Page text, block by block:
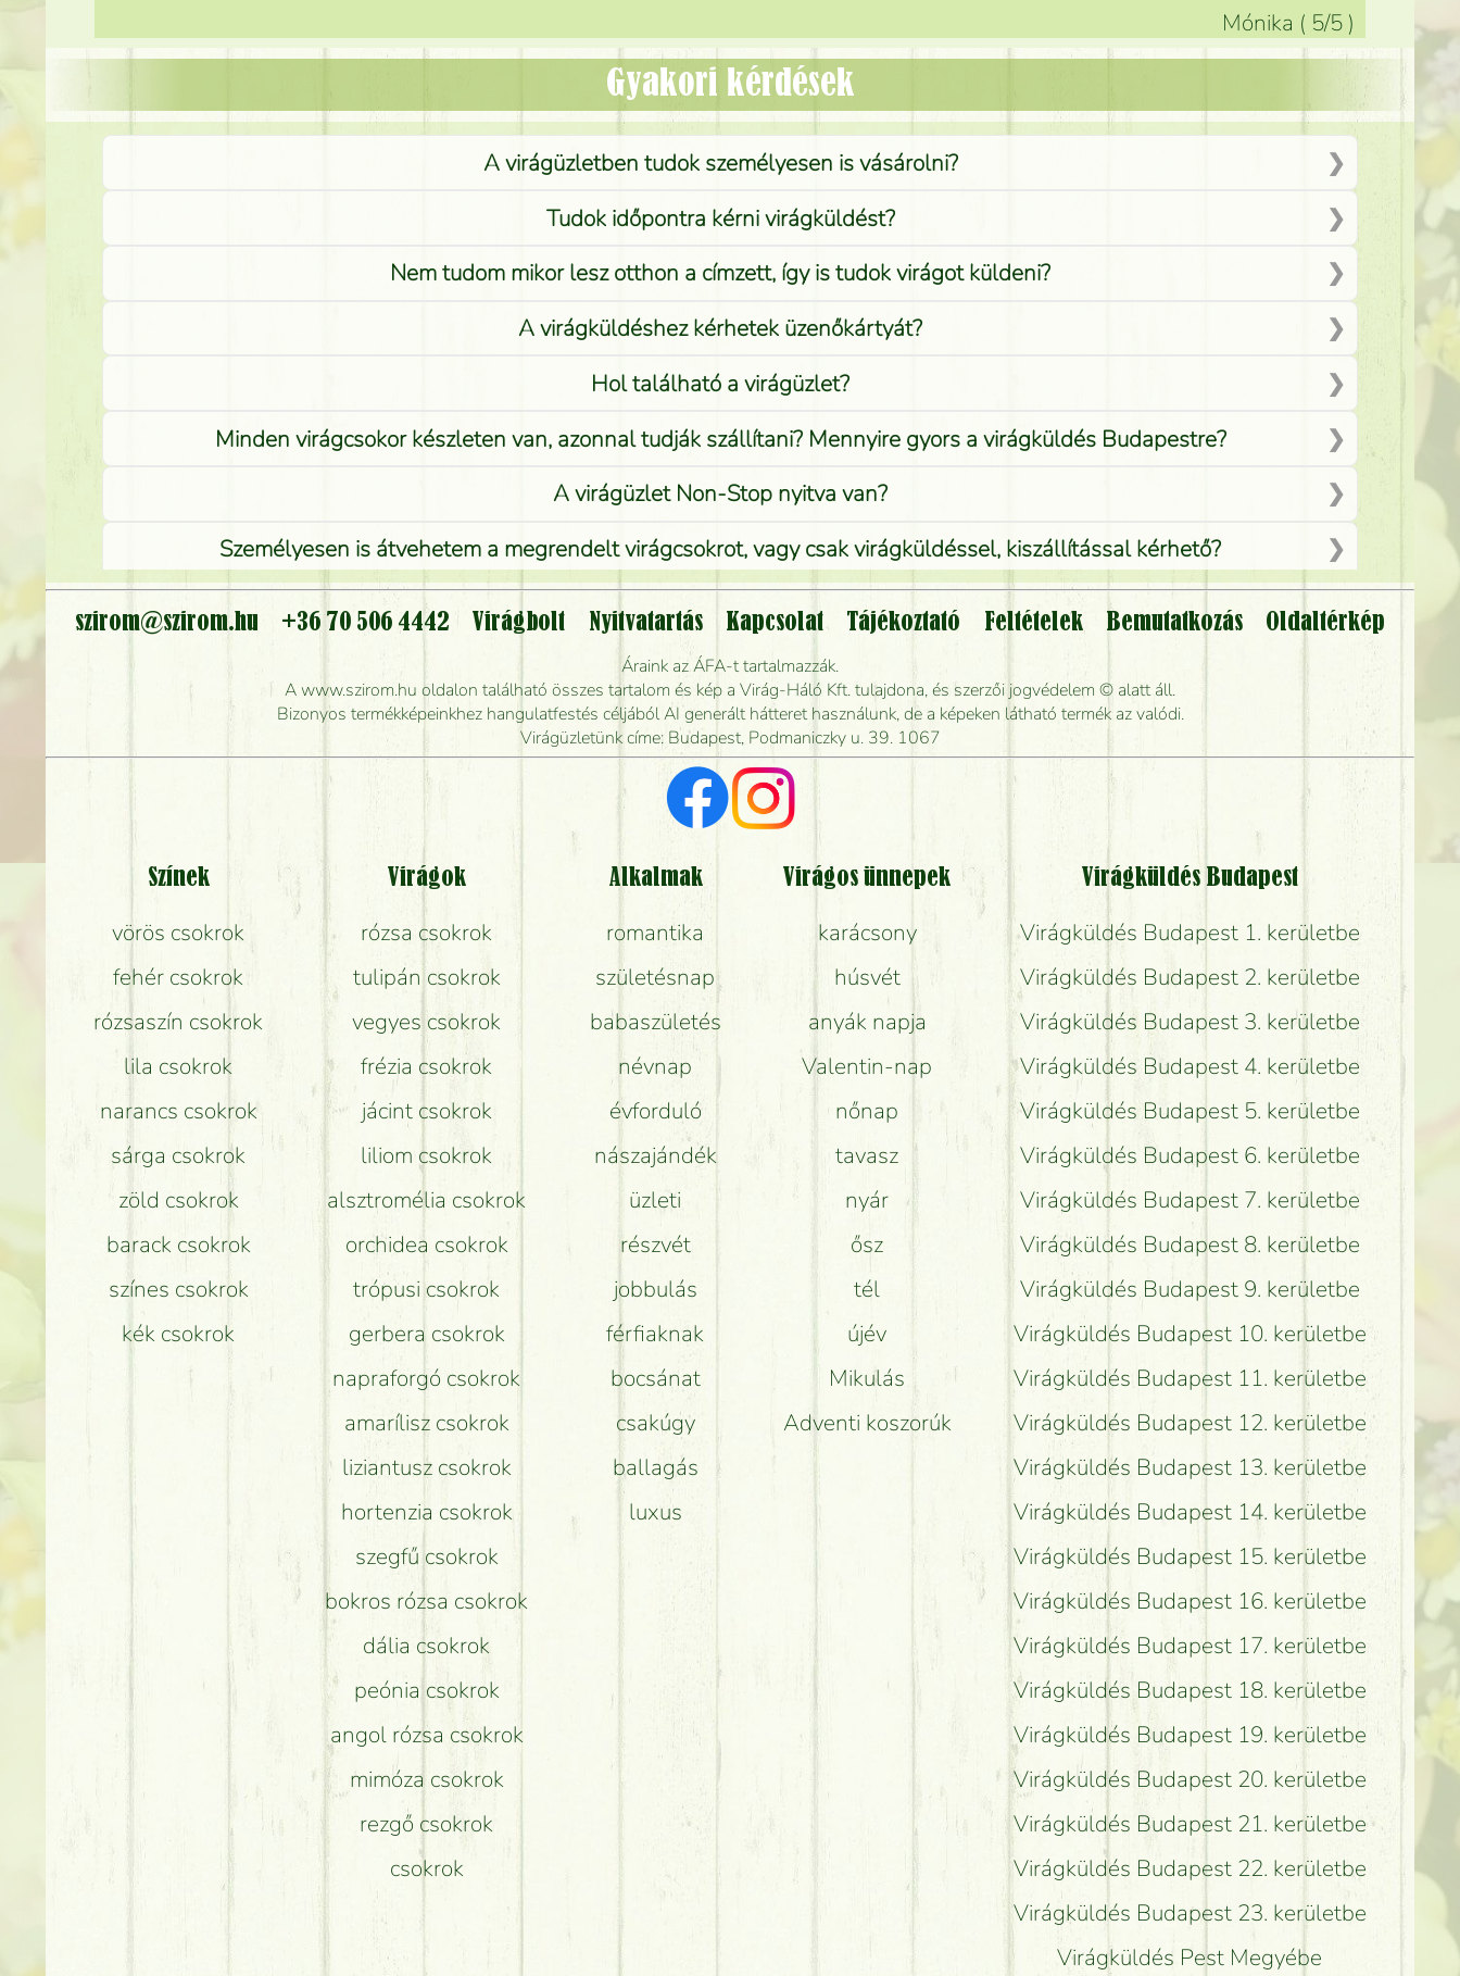
Mónika ( 5/5 )
Gyakori kérdések
A virágüzletben tudok személyesen is vásárolni?
Tudok időpontra kérni virágküldést?
Nem tudom mikor lesz otthon a címzett, így is tudok virágot küldeni?
A virágküldéshez kérhetek üzenőkártyát?
Hol található a virágüzlet?
Minden virágcsokor készleten van, azonnal tudják szállítani? Mennyire gyors a virágküldés Budapestre?
A virágüzlet Non-Stop nyitva van?
Személyesen is átvehetem a megrendelt virágcsokrot, vagy csak virágküldéssel, kiszállítással kérhető?
Vidékre is lehet rendelni?
Meddig rendelhetek virágküldést úgy, hogy még ma kiszállítsák?
Mennyire gyorsan tudják elkészíteni a csokrot, és mikor tudják leghamarabb kiszállítani?
Vörös rózsát keresek, van önöknél?
Milyen visszajelzést kapok a virágküldésről?
Tényleg azt kapom, ami a képen van?
Mit kell tudni a virágcsokrok szállításáról?
Hogy marad a lehető legtovább friss a csokor?
Tudok adventi koszorút vásárolni boltban?
szirom@szirom.hu +36 70 506 4442 Virágbolt Nyitvatartás Kapcsolat Tájékoztató Feltételek Bemutatkozás
Oldaltérkép
Áraink az ÁFA-t tartalmazzák.
A www.szirom.hu oldalon található összes tartalom és kép a Virág-Háló Kft. tulajdona, és szerzői jogvédelem © alatt áll.
Bizonyos termékképeinkhez hangulatfestés céljából AI generált hátteret használunk, de a képeken látható termék az valódi.
Virágüzletünk címe: Budapest, Podmaniczky u. 39. 1067
Színek
vörös csokrok
fehér csokrok
rózsaszín csokrok
lila csokrok
narancs csokrok
sárga csokrok
zöld csokrok
barack csokrok
színes csokrok
kék csokrok
Virágok
rózsa csokrok
tulipán csokrok
vegyes csokrok
frézia csokrok
jácint csokrok
liliom csokrok
alsztromélia csokrok
orchidea csokrok
trópusi csokrok
gerbera csokrok
napraforgó csokrok
amarílisz csokrok
liziantusz csokrok
hortenzia csokrok
szegfű csokrok
bokros rózsa csokrok
dália csokrok
peónia csokrok
angol rózsa csokrok
mimóza csokrok
rezgő csokrok
csokrok
Alkalmak
romantika
születésnap
babaszületés
névnap
évforduló
nászajándék
üzleti
részvét
jobbulás
férfiaknak
bocsánat
csakúgy
ballagás
luxus
Virágos ünnepek
karácsony
húsvét
anyák napja
Valentin-nap
nőnap
tavasz
nyár
ősz
tél
újév
Mikulás
Adventi koszorúk
Virágküldés Budapest
Virágküldés Budapest 1. kerületbe
Virágküldés Budapest 2. kerületbe
Virágküldés Budapest 3. kerületbe
Virágküldés Budapest 4. kerületbe
Virágküldés Budapest 5. kerületbe
Virágküldés Budapest 6. kerületbe
Virágküldés Budapest 7. kerületbe
Virágküldés Budapest 8. kerületbe
Virágküldés Budapest 9. kerületbe
Virágküldés Budapest 10. kerületbe
Virágküldés Budapest 11. kerületbe
Virágküldés Budapest 12. kerületbe
Virágküldés Budapest 13. kerületbe
Virágküldés Budapest 14. kerületbe
Virágküldés Budapest 15. kerületbe
Virágküldés Budapest 16. kerületbe
Virágküldés Budapest 17. kerületbe
Virágküldés Budapest 18. kerületbe
Virágküldés Budapest 19. kerületbe
Virágküldés Budapest 20. kerületbe
Virágküldés Budapest 21. kerületbe
Virágküldés Budapest 22. kerületbe
Virágküldés Budapest 23. kerületbe
Virágküldés Pest Megyébe